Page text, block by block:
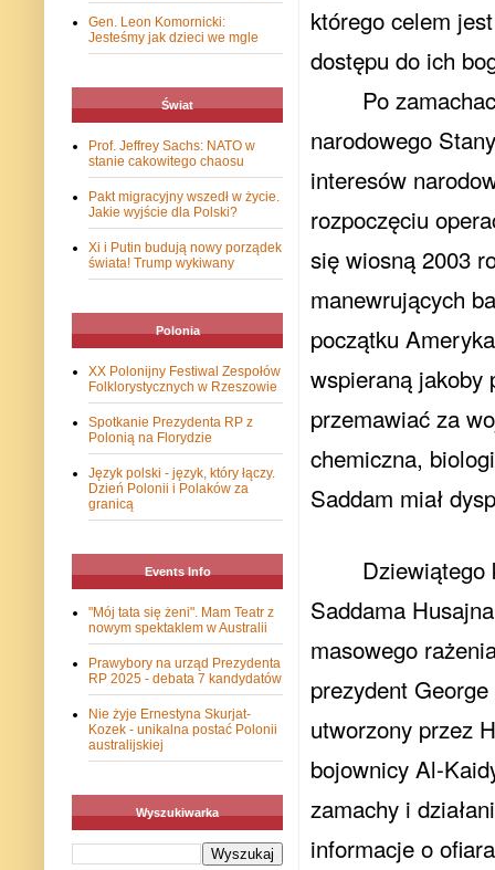
którego celem
dostępu do ich
Po
narodowego
interesów
rozpoczęciu
się wiosną 2003
manewrujących
początku
wspieraną jakoby
przemawiać za
chemiczna,
Saddam miał
Dziewiątego
Saddama
masowego
prezydent
utworzony przez
bojownicy Al-
zamachy i
informacje o
Gen. Leon Komornicki:
Jesteśmy jak dzieci we mgle
Świat
Prof. Jeffrey Sachs: NATO w
stanie cakowitego chaosu
Pakt migracyjny wszedł w życie.
Jakie wyjście dla Polski?
Xi i Putin budują nowy porządek
świata! Trump wykiwany
Polonia
XX Polonijny Festiwal Zespołów
Folklorystycznych w Rzeszowie
Spotkanie Prezydenta RP z
Polonią na Florydzie
Język polski - język, który łączy.
Dzień Polonii i Polaków za
granicą
Events Info
"Mój tata się żeni". Mam Teatr z
nowym spektaklem w Australii
Prawybory na urząd Prezydenta
RP 2025 - debata 7 kandydatów
Nie żyje Ernestyna Skurjat-
Kozek - unikalna postać Polonii
australijskiej
Wyszukiwarka